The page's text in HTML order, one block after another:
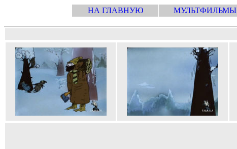
НА ГЛАВНУЮ МУЛЬТФИЛЬМЫ